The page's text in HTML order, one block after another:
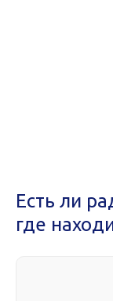
Есть ли
где